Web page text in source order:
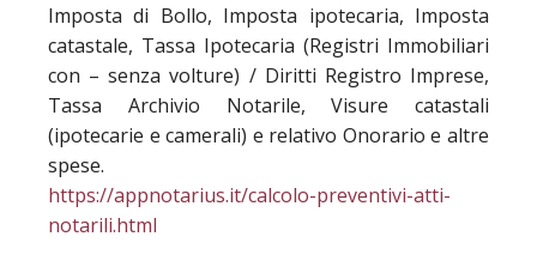
Imposta di Bollo, Imposta ipotecaria, Imposta
catastale, Tassa Ipotecaria (Registri Immobiliari
con – senza volture) / Diritti Registro Imprese,
Tassa Archivio Notarile, Visure catastali
(ipotecarie e camerali) e relativo Onorario e altre
spese.
https://appnotarius.it/calcolo-preventivi-atti-
notarili.html